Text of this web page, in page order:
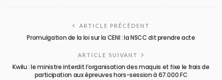
ARTICLE PRÉCÉDENT
Promulgation de la loi sur la CENI : la NSCC dit prendre acte
ARTICLE SUIVANT
Kwilu : le ministre interdit l’organisation des maquis et fixe le frais de
participation aux épreuves hors-session à 67.000 FC